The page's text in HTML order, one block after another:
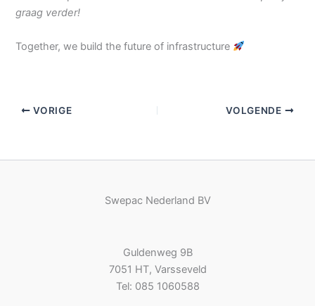
graag verder!
Together, we build the future of infrastructure
VORIGE VOLGENDE
Swepac Nederland BV
Guldenweg 9B
7051 HT, Varsseveld
Tel: 085 1060588